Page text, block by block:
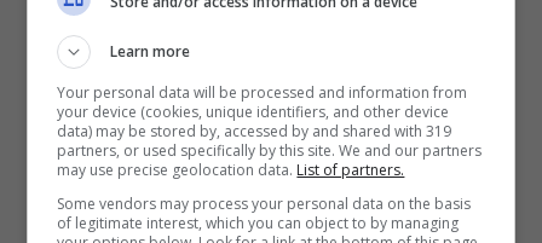
dei pensionati rispetto al carovita.
Nonostante le numerose speculazioni
sull’aumento delle pensioni, attualmente
non esistono provvedimenti ufficialiche
Learn more
Your personal data will be processed and information from
your device (cookies, unique identifiers, and other device
data) may be stored by, accessed by and shared with 319
partners, or used specifically by this site. We and our partners
may use precise geolocation data. List of partners.
Some vendors may process your personal data on the basis
of legitimate interest, which you can object to by managing